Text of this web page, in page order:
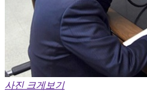
사진 크게보기